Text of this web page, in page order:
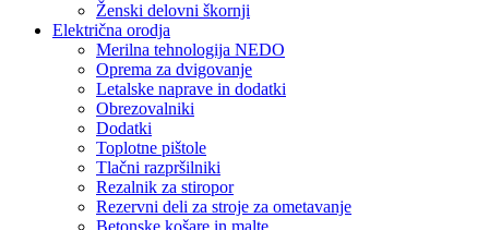
Ženski delovni škornji
Električna orodja
Merilna tehnologija NEDO
Oprema za dvigovanje
Letalske naprave in dodatki
Obrezovalniki
Dodatki
Toplotne pištole
Tlačni razpršilniki
Rezalnik za stiropor
Rezervni deli za stroje za ometavanje